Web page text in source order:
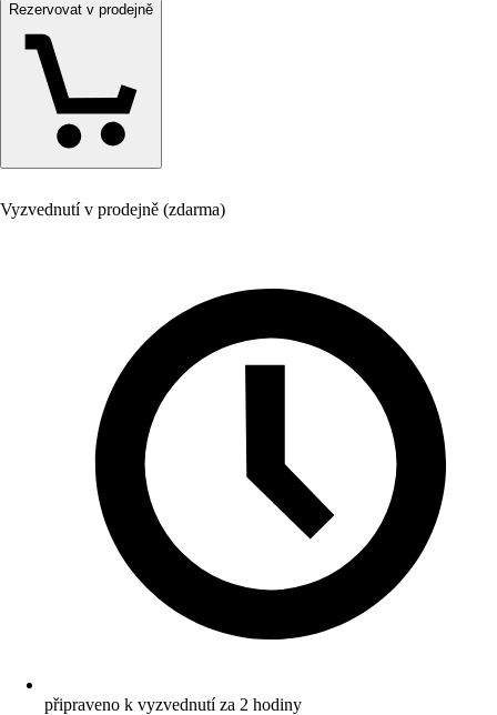
Rezervovat v prodejně
Vyzvednutí v prodejně (zdarma)
připraveno k vyzvednutí za 2 hodiny